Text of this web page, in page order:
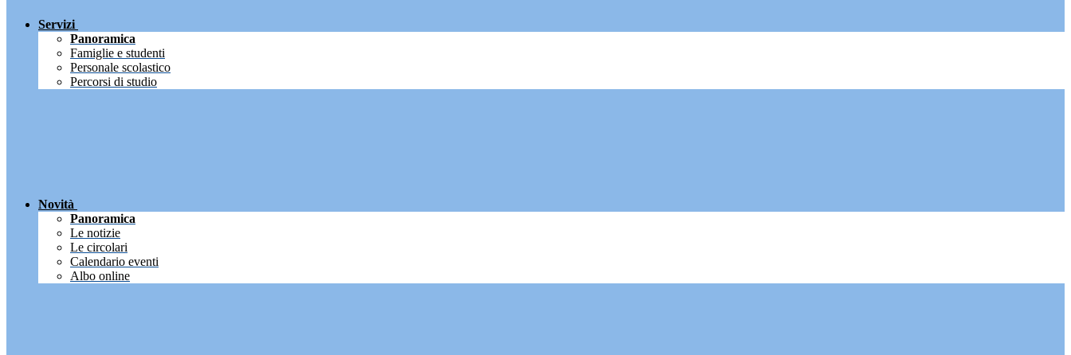
Servizi
Panoramica
Famiglie e studenti
Personale scolastico
Percorsi di studio
Novità
Panoramica
Le notizie
Le circolari
Calendario eventi
Albo online